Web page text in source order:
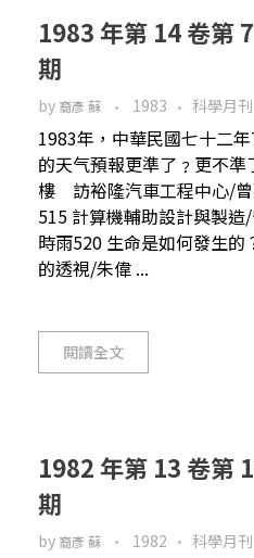
1983 年第 14 卷第
期
by 裔彥 蘇 1983 科學月刊
1983年，中華民國七十二
的天气預報更準了﹖更不
樓 訪裕隆汽車工程中心/
515 計算機輔助設計與製
時雨520 生命是如何發生
的透視/朱偉 ...
閱讀全文
1982 年第 13 卷第
期
by 裔彥 蘇 1982 科學月刊